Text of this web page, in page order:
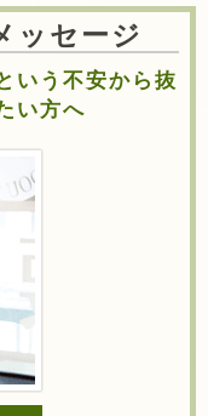
ッセージ
いう不安から抜
い方へ